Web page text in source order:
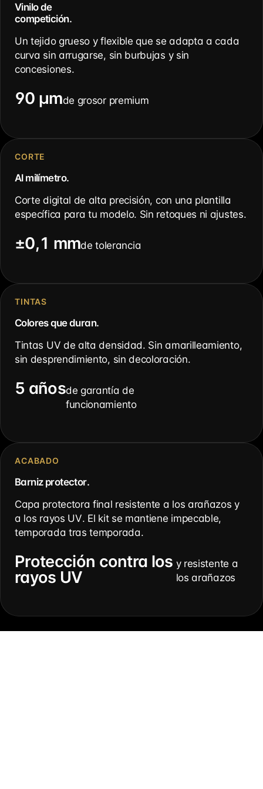
Vinilo de
competición.
Un tejido grueso y flexible que se adapta a cada
curva sin arrugarse, sin burbujas y sin
concesiones.
90 µmde grosor premium
CORTE
Al milímetro.
Corte digital de alta precisión, con una plantilla
específica para tu modelo. Sin retoques ni ajustes.
±0,1 mmde tolerancia
TINTAS
Colores que duran.
Tintas UV de alta densidad. Sin amarilleamiento,
sin desprendimiento, sin decoloración.
5 añosde garantía de
funcionamiento
ACABADO
Barniz protector.
Capa protectora final resistente a los arañazos y
a los rayos UV. El kit se mantiene impecable,
temporada tras temporada.
Protección contra los
rayos UV
y resistente a
los arañazos